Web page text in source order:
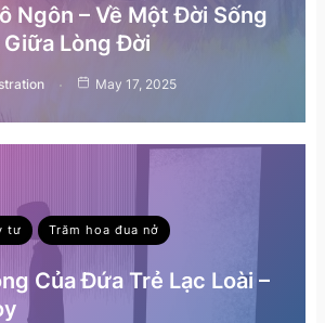
Ngôn – Về Một Đời Sống
Lòng Đời
May 17, 2025
tư Trăm hoa đua nở
Của Đứa Trẻ Lạc Loài –